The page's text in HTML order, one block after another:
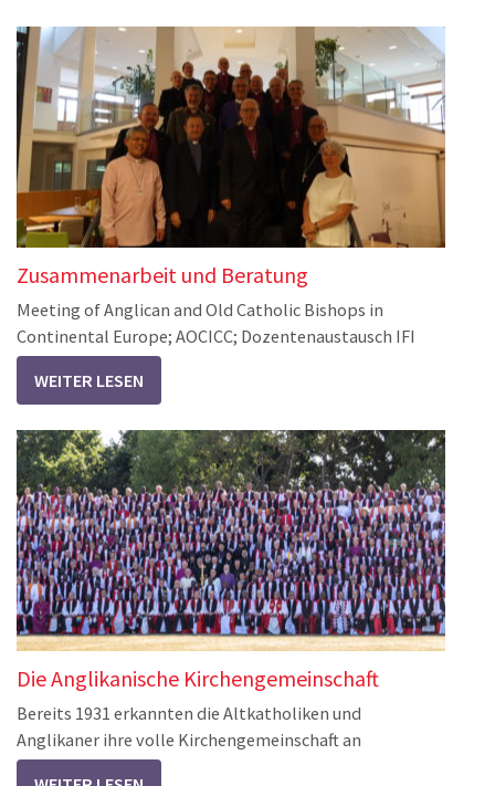
Zusammenarbeit und Beratung
Meeting of Anglican and Old Catholic Bishops in
Continental Europe; AOCICC; Dozentenaustausch IFI
WEITER LESEN
Die Anglikanische Kirchengemeinschaft
Bereits 1931 erkannten die Altkatholiken und
Anglikaner ihre volle Kirchengemeinschaft an